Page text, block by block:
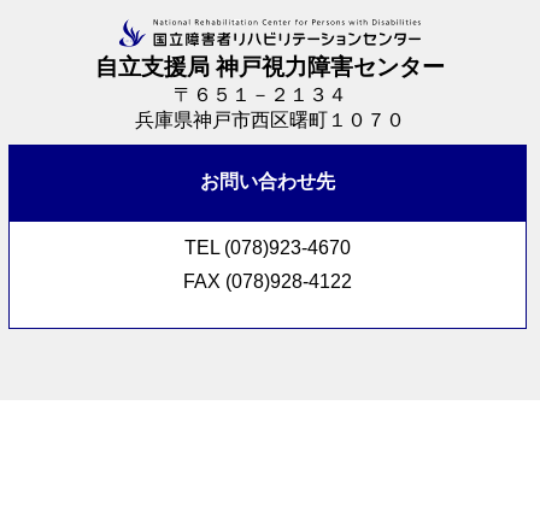
自立支援局 神戸視力障害センター
〒６５１－２１３４
兵庫県神戸市西区曙町１０７０
お問い合わせ先
TEL (078)923-4670
FAX (078)928-4122